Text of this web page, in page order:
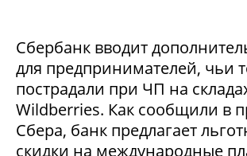
Сбербанк вводит
для предпринимателей, чьи
пострадали при ЧП на
Wildberries. Как сообщили в
Сбера, банк предлагает
скидки на международные